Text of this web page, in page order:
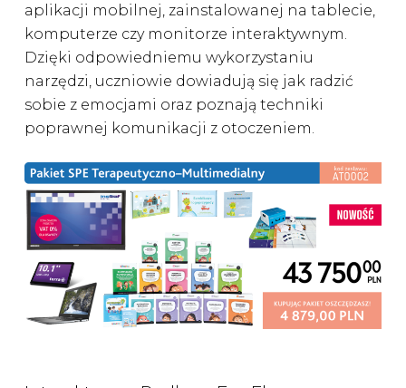
aplikacji mobilnej, zainstalowanej na tablecie,
komputerze czy monitorze interaktywnym.
Dzięki odpowiedniemu wykorzystaniu
narzędzi, uczniowie dowiadują się jak radzić
sobie z emocjami oraz poznają techniki
poprawnej komunikacji z otoczeniem.